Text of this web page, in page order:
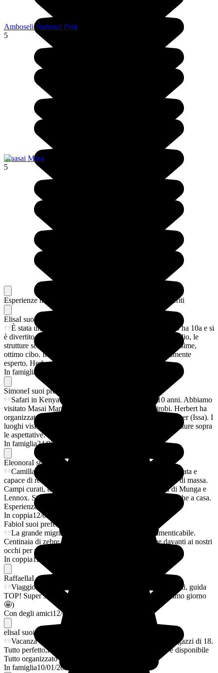
Amboseli National Park
5
Maasai Mara
5
Esperienze memorabili Dai nostri viaggiatori, i loro preferiti
ElisaI suoi preferiti
È stata una magnifica vacanza in famiglia (nostro figlio ha 10a e si
è divertito tantissimo). Herbert ha organizzato tutto al meglio, le
strutture scelte sono state sopra le aspettative, pulite, bellissime,
ottimo cibo. Il driver Issa molto professionale e estremamente
esperto. Herbert sei grande!
In famiglia
SimoneI suoi preferiti
Safari in Kenya in famiglia, con un bambino di 10 anni. Abbiamo
visitato Masai Mara, Amboseli, lago Nakuro e Nairobi. Herbert ha
organizzato tutto alla perfezione, ottimi lodges, ottimo driver (Issa). I
luoghi visitati sono stati incantevoli, organizzazione e strutture sopra
le aspettative. Grazie
In famiglia24/07/2026
EleonoraI suoi preferiti
Camilla è una guida eccezionale: competente, appassionata e
capace di rendere il safari autentico e lontano dal turismo di massa.
Campi curati, tende super confortevoli e cucina ottima di Munga e
Lennox. Staff straordinario che ci ha fatto sentire meglio che a casa.
Esperienza indimenticabile!
In coppia12/03/2026
FabioI suoi preferiti
La grande migrazione al Masai Mara è stata indimenticabile.
Centinaia di zebre e gnu hanno attraversato il fiume davanti ai nostri
occhi per raggiungere il Serengeti oltre il confine
In coppia12/03/2026
RaffaellaI suoi preferiti
Viaggio meraviglioso!!! Tour perfetto, strutture eccellenti, guida
TOP! Super soddisfatta (ed ho ancora domani come ultimo giorno
🤩)
Con degli amici12/03/2025
elisaI suoi preferiti
Vacanza in famiglia,con una bambina di 9 anni e un ragazzi di 18.
Tutto perfetto,la nostra guida sempre puntuale,preciso e disponibile
Tutto organizzato al meglio Evaneos una garanzia
In famiglia10/01/2025